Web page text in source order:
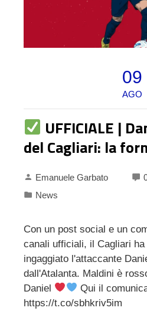
09
AGO
UFFICIALE |
del Cagliari: la
Emanuele Garbato
News
Con un post social e un
canali ufficiali, il Cagliari
ingaggiato l'attaccante
dall'Atalanta. Maldini è
Daniel
Qui il
https://t.co/sbhkriv5im